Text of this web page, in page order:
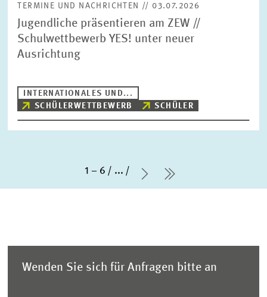
TERMINE UND NACHRICHTEN // 03.07.2026
Jugendliche präsentieren am ZEW //
Schulwettbewerb YES! unter neuer
Ausrichtung
INTERNATIONALES UND...
SCHÜLERWETTBEWERB
SCHÜLER
1 – 6 ...
Nächste Seite
letzte Seite
Wenden Sie sich für Anfragen bitte an